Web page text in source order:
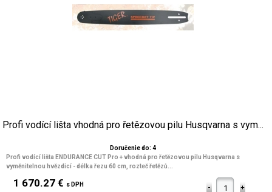
Profi vodící lišta vhodná pro řetězovou pilu Husqvarna s vym...
Doručenie do: 4
Profi vodící lišta ENDURANCE CUT Pro + vhodná pro řetězovou pilu Husqvarna s
vyměnitelnou hvězdicí - délka řezu 60 cm, rozteč řetězů...
1 670.27 € s DPH